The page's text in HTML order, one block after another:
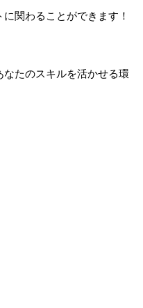
関わることができます！
なたのスキルを活かせる環